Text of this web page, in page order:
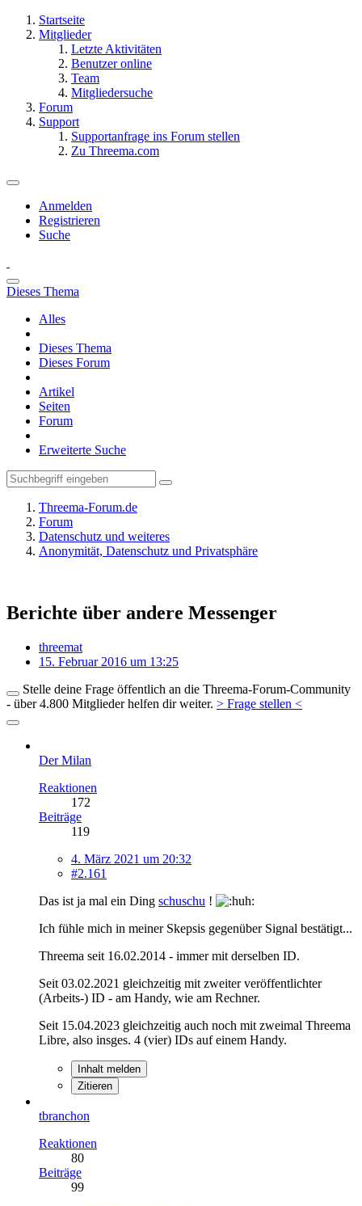
Startseite
Mitglieder
Letzte Aktivitäten
Benutzer online
Team
Mitgliedersuche
Forum
Support
Supportanfrage ins Forum stellen
Zu Threema.com
Anmelden
Registrieren
Suche
Dieses Thema
Alles
Dieses Thema
Dieses Forum
Artikel
Seiten
Forum
Erweiterte Suche
Threema-Forum.de
Forum
Datenschutz und weiteres
Anonymität, Datenschutz und Privatsphäre
Berichte über andere Messenger
threemat
15. Februar 2016 um 13:25
Stelle deine Frage öffentlich an die Threema-Forum-Community
- über 4.800 Mitglieder helfen dir weiter. > Frage stellen <
Der Milan
Reaktionen
172
Beiträge
119
4. März 2021 um 20:32
#2.161
Das ist ja mal ein Ding schuschu !
Ich fühle mich in meiner Skepsis gegenüber Signal bestätigt...
Threema seit 16.02.2014 - immer mit derselben ID.
Seit 03.02.2021 gleichzeitig mit zweiter veröffentlichter
(Arbeits-) ID - am Handy, wie am Rechner.
Seit 15.04.2023 gleichzeitig auch noch mit zweimal Threema
Libre, also insges. 4 (vier) IDs auf einem Handy.
Inhalt melden
Zitieren
tbranchon
Reaktionen
80
Beiträge
99